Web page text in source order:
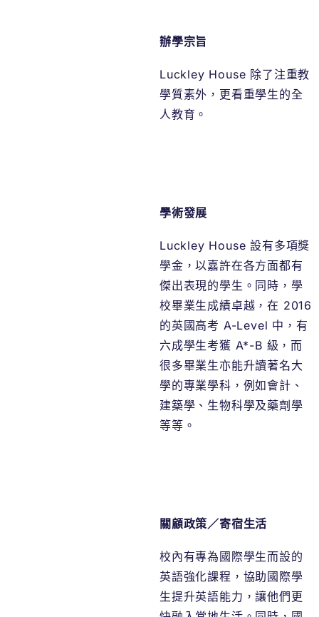
辦學宗旨
Luckley House 除了注重教
學質素外，更看重學生的全
人教育。
學術發展
Luckley House 設有多項獎
學金，以嘉許在各方面都有
傑出表現的學生。同時，學
校畢業生成績卓越，在 2016
的英國高考 A-Level 中，有
六成學生考獲 A*-B 級，而
很多畢業生亦能升讀著名大
學的專業學科，例如會計、
建築學、生物科學及藥劑學
等等。
關顧政策／寄宿生活
校內有專為國際學生而設的
英語強化課程，協助國際學
生提升英語能力，讓他們更